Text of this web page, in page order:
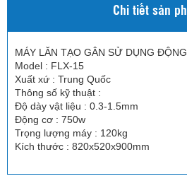
Chi tiết sản
MÁY LĂN TẠO GÂN SỬ DỤNG
Model : FLX-15
Xuất xứ : Trung Quốc
Thông số kỹ thuật :
Độ dày vật liệu : 0.3-1.5mm
Động cơ : 750w
Trọng lượng máy : 120kg
Kích thước : 820x520x900mm